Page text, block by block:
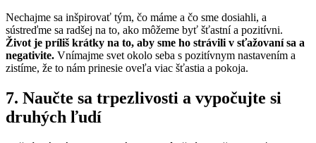
Nechajme sa inšpirovať tým, čo máme a čo sme dosiahli, a
sústreďme sa radšej na to, ako môžeme byť šťastní a pozitívni.
Život je príliš krátky na to, aby sme ho strávili v sťažovaní sa a
negativite. Vnímajme svet okolo seba s pozitívnym nastavením a
zistíme, že to nám prinesie oveľa viac šťastia a pokoja.
7. Naučte sa trpezlivosti a vypočujte si
druhých ľudí